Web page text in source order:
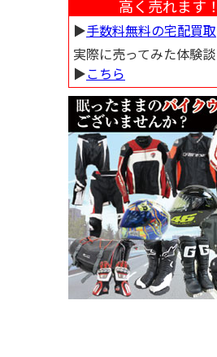
高く売れます！
▶︎手数料無料の宅配買取
実際に売ってみた体験談
▶︎こちら